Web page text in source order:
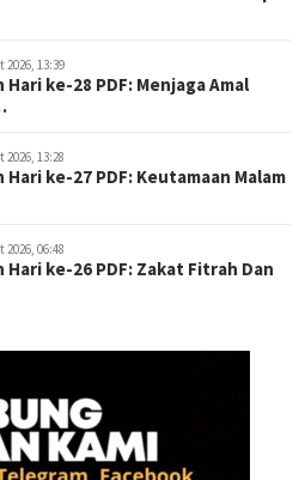
2026, 13:39
ke-28 PDF: Menjaga Amal
13:28
ke-27 PDF: Keutamaan Malam
06:48
Hari ke-26 PDF: Zakat Fitrah Dan